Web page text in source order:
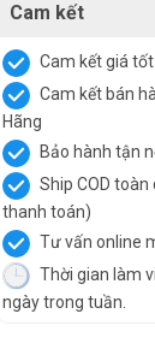
Cam kết
Cam kết giá
Cam kết bán
Hãng
Bảo hành tận
Ship COD
thanh toán)
Tư vấn online
Thời gian làm
ngày trong tuần.